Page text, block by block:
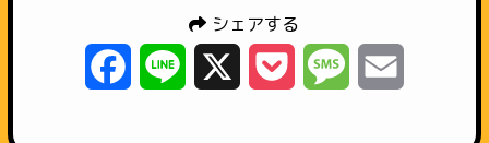
シェアする
Facebook
Line Pocket Message